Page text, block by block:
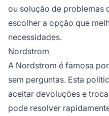
ou solução de problemas
escolher a opção que
necessidades.
Nordstrom
A Nordstrom é famosa
sem perguntas. Esta
aceitar devoluções e
pode resolver